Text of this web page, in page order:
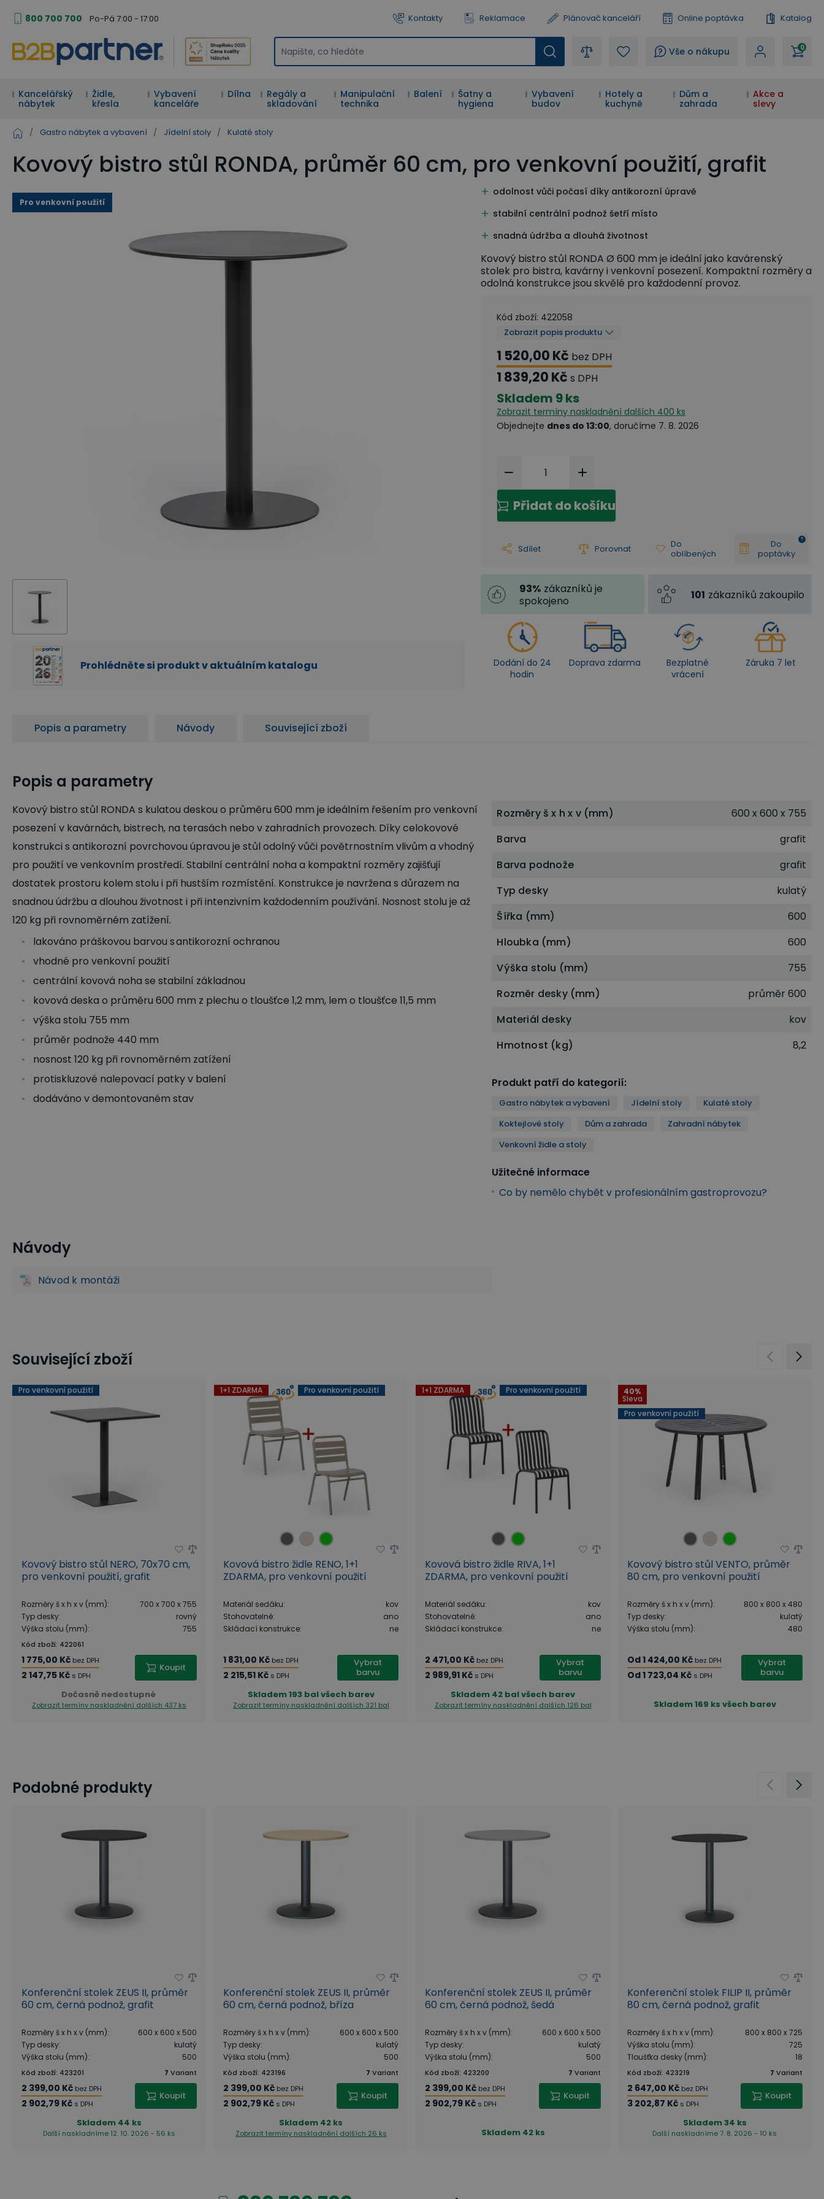
800 700 700 Po-Pá 7:00 - 17:00 Kontakty Reklamace Plánovač kanceláří Online poptávka Katalog
? Vše o nákupu 0
Kancelářský
nábytek
Židle,
křesla
Vybavení
kanceláře
Dílna
Regály a
skladování
Manipulační
technika
Balení
Šatny a
hygiena
Vybavení
budov
Hotely a
kuchyně
Dům a
zahrada
Akce a
slevy
/ Gastro nábytek a vybavení / Jídelní stoly / Kulaté stoly
Kovový bistro stůl RONDA, průměr 60 cm, pro venkovní použití, grafit
Pro venkovní použití
Prohlédněte si produkt v aktuálním katalogu
odolnost vůči počasí díky antikorozní úpravě
stabilní centrální podnož šetří místo
snadná údržba a dlouhá životnost
Kovový bistro stůl RONDA Ø 600 mm je ideální jako kavárenský
stolek pro bistra, kavárny i venkovní posezení. Kompaktní rozměry a
odolná konstrukce jsou skvělé pro každodenní provoz.
Kód zboží: 422058
Zobrazit popis produktu
1 520,00 Kč bez DPH
1 839,20 Kč s DPH
Skladem 9 ks
Zobrazit termíny naskladnění dalších 400 ks
Objednejte dnes do 13:00, doručíme 7. 8. 2026
Přidat do košíku
Sdílet Porovnat
Do
oblíbených
Do
poptávky
93% zákazníků je
spokojeno
101 zákazníků zakoupilo
Dodání do 24
hodin
Doprava zdarma
Bezplatné
vrácení
Záruka 7 let
Popis a parametry Návody Související zboží
Popis a parametry
Kovový bistro stůl RONDA s kulatou deskou o průměru 600 mm je ideálním řešením pro venkovní
posezení v kavárnách, bistrech, na terasách nebo v zahradních provozech. Díky celokovové
konstrukci s antikorozní povrchovou úpravou je stůl odolný vůči povětrnostním vlivům a vhodný
pro použití ve venkovním prostředí. Stabilní centrální noha a kompaktní rozměry zajišťují
dostatek prostoru kolem stolu i při hustším rozmístění. Konstrukce je navržena s důrazem na
snadnou údržbu a dlouhou životnost i při intenzivním každodenním používání. Nosnost stolu je až
120 kg při rovnoměrném zatížení.
lakováno práškovou barvou s antikorozní ochranou
vhodné pro venkovní použití
centrální kovová noha se stabilní základnou
kovová deska o průměru 600 mm z plechu o tloušťce 1,2 mm, lem o tloušťce 11,5 mm
výška stolu 755 mm
průměr podnože 440 mm
nosnost 120 kg při rovnoměrném zatížení
protiskluzové nalepovací patky v balení
dodáváno v demontovaném stav
Rozměry š x h x v (mm)
600 x 600 x 755
Barva
grafit
Barva podnože
grafit
Typ desky
kulatý
Šířka (mm)
600
Hloubka (mm)
600
Výška stolu (mm)
755
Rozměr desky (mm)
průměr 600
Materiál desky
kov
Hmotnost (kg)
8,2
Produkt patří do kategorií:
Gastro nábytek a vybavení Jídelní stoly
Kulaté stoly
Koktejlové stoly
Dům a zahrada
Zahradní nábytek
Venkovní židle a stoly
Užitečné informace
Co by nemělo chybět v profesionálním gastroprovozu?
Gastro nábytek a vybavení
Návody
Návod k montáži
Související zboží
Pro venkovní použití
Kovový bistro stůl NERO, 70x70 cm,
pro venkovní použití, grafit
Rozměry š x h x v (mm):
700 x 700 x 755
Typ desky:
rovný
Výška stolu (mm): 755
Kód zboží: 422061
1 775,00 Kč bez DPH
2 147,75 Kč s DPH
Koupit
Dočasně nedostupné
Zobrazit termíny naskladnění dalších 437 ks
1+1 ZDARMA Pro venkovní použití
Kovová bistro židle RENO, 1+1
ZDARMA, pro venkovní použití
Materiál sedáku:
kov
Stohovatelné:
ano
Skládací konstrukce: ne
1 831,00 Kč bez DPH
2 215,51 Kč s DPH
Vybrat
barvu
Skladem193 bal všech barev
Zobrazit termíny naskladnění dalších 321 bal
1+1 ZDARMA Pro venkovní použití
Kovová bistro židle RIVA, 1+1
ZDARMA, pro venkovní použití
Materiál sedáku:
kov
Stohovatelné:
ano
Skládací konstrukce: ne
2 471,00 Kč bez DPH
2 989,91 Kč s DPH
Vybrat
barvu
Skladem 42 bal všech barev
Zobrazit termíny naskladnění dalších 126 bal
40%
Sleva
Pro venkovní použití
Kovový bistro stůl VENTO, průměr
80 cm, pro venkovní použití
Rozměry š x h x v (mm):
800 x 800 x 480
Typ desky:
kulatý
Výška stolu (mm): 480
Od1 424,00 Kč bez DPH
Od1 723,04 Kč s DPH
Vybrat
barvu
Skladem169 ks všech barev
Co by nemělo chybět v profesionálním gastroprovozu?
Podobné produkty
Konferenční stolek ZEUS II, průměr
60 cm, černá podnož, grafit
Rozměry š x h x v (mm):
600 x 600 x 500
Typ desky:
kulatý
Výška stolu (mm): 500
Kód zboží: 423201 7 Variant
2 399,00 Kč bez DPH
2 902,79 Kč s DPH
Koupit
Skladem 44 ks
Další naskladníme 12. 10. 2026 - 56 ks
Konferenční stolek ZEUS II, průměr
60 cm, černá podnož, bříza
Rozměry š x h x v (mm):
600 x 600 x 500
Typ desky:
kulatý
Výška stolu (mm): 500
Kód zboží: 423196 7 Variant
2 399,00 Kč bez DPH
2 902,79 Kč s DPH
Koupit
Skladem 42 ks
Zobrazit termíny naskladnění dalších 26 ks
Konferenční stolek ZEUS II, průměr
60 cm, černá podnož, šedá
Rozměry š x h x v (mm):
600 x 600 x 500
Typ desky:
kulatý
Výška stolu (mm): 500
Kód zboží: 423200 7 Variant
2 399,00 Kč bez DPH
2 902,79 Kč s DPH
Koupit
Skladem 42 ks
Konferenční stolek FILIP II, průměr
80 cm, černá podnož, grafit
Rozměry š x h x v (mm):
800 x 800 x 725
Výška stolu (mm):
725
Tloušťka desky (mm): 18
Kód zboží: 423219 7 Variant
2 647,00 Kč bez DPH
3 202,87 Kč s DPH
Koupit
Skladem34 ks
Další naskladníme 7. 8. 2026 - 10 ks